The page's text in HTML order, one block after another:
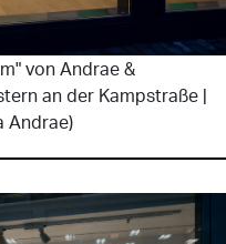
von Andrae &
an der Kampstraße |
Andrae)